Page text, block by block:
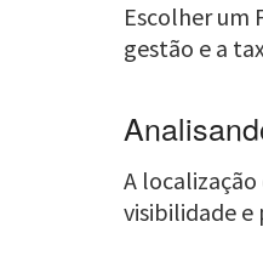
Escolher um
gestão e a
A
visibilidade e